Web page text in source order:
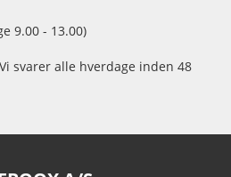
9.00 - 13.00)
svarer alle hverdage inden 48